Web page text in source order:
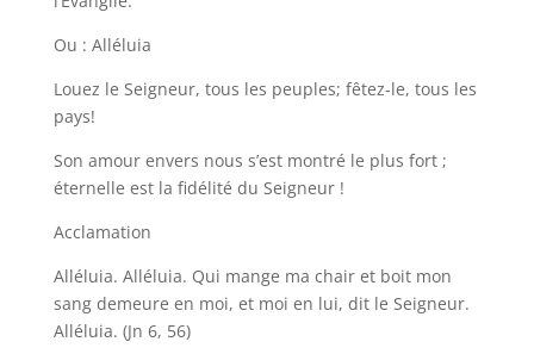
Ou : Alléluia
Louez le Seigneur, tous les peuples; fêtez-le, tous les
pays!
Son amour envers nous s’est montré le plus fort ;
éternelle est la fidélité du Seigneur !
Acclamation
Alléluia. Alléluia. Qui mange ma chair et boit mon
sang demeure en moi, et moi en lui, dit le Seigneur.
Alléluia. (Jn 6, 56)